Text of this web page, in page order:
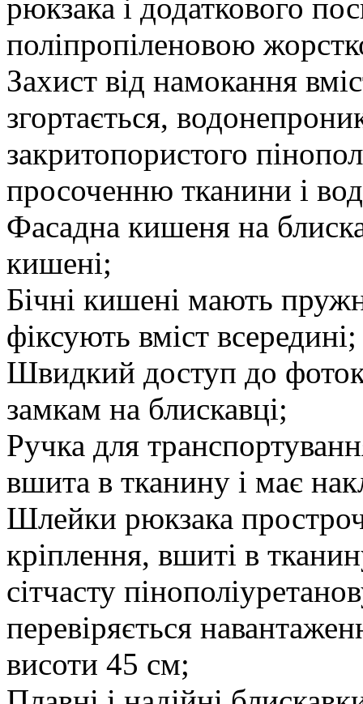
рюкзака і додаткового
поліпропіленовою
Захист від намокання
згортається,
закритопористого
просоченню тканини і
Фасадна кишеня на
кишені;
Бічні кишені мають
фіксують вміст всередині;
Швидкий доступ до
замкам на блискавці;
Ручка для
вшита в тканину і має
Шлейки рюкзака
кріплення, вшиті в
сітчасту
перевіряється
висоти 45 см;